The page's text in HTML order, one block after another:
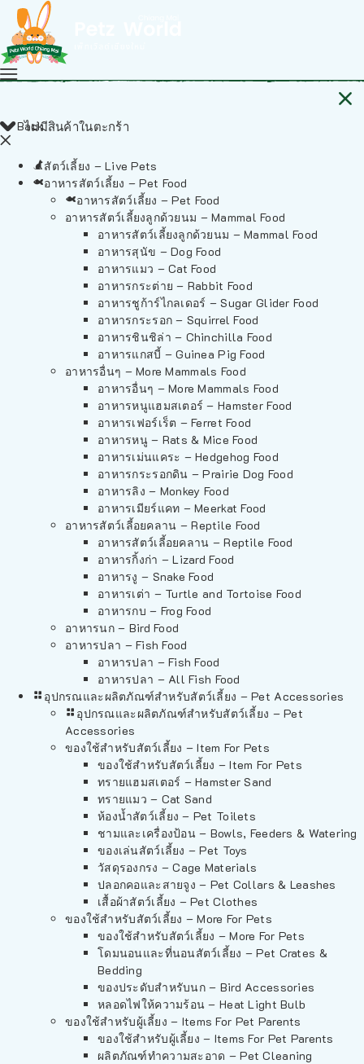
ไม่มีสินค้าในตะกร้า
Back
สัตว์เลี้ยง – Live Pets
อาหารสัตว์เลี้ยง – Pet Food
อาหารสัตว์เลี้ยง – Pet Food
อาหารสัตว์เลี้ยงลูกด้วยนม – Mammal Food
อาหารสัตว์เลี้ยงลูกด้วยนม – Mammal Food
อาหารสุนัข – Dog Food
อาหารแมว – Cat Food
อาหารกระต่าย – Rabbit Food
อาหารชูก้าร์ไกลเดอร์ – Sugar Glider Food
อาหารกระรอก – Squirrel Food
อาหารชินชิล่า – Chinchilla Food
อาหารแกสบี้ – Guinea Pig Food
อาหารอื่นๆ – More Mammals Food
อาหารอื่นๆ – More Mammals Food
อาหารหนูแฮมสเตอร์ – Hamster Food
อาหารเฟอร์เร็ต – Ferret Food
อาหารหนู – Rats & Mice Food
อาหารเม่นแคระ – Hedgehog Food
อาหารกระรอกดิน – Prairie Dog Food
อาหารลิง – Monkey Food
อาหารเมียร์แคท – Meerkat Food
อาหารสัตว์เลี้อยคลาน – Reptile Food
อาหารสัตว์เลี้อยคลาน – Reptile Food
อาหารกิ้งก่า – Lizard Food
อาหารงู – Snake Food
อาหารเต่า – Turtle and Tortoise Food
อาหารกบ – Frog Food
อาหารนก – Bird Food
อาหารปลา – Fish Food
อาหารปลา – Fish Food
อาหารปลา – All Fish Food
อุปกรณและผลิตภัณฑ์สำหรับสัตว์เลี้ยง – Pet Accessories
อุปกรณและผลิตภัณฑ์สำหรับสัตว์เลี้ยง – Pet
Accessories
ของใช้สำหรับสัตว์เลี้ยง – Item For Pets
ของใช้สำหรับสัตว์เลี้ยง – Item For Pets
ทรายแฮมสเตอร์ – Hamster Sand
ทรายแมว – Cat Sand
ห้องน้ำสัตว์เลี้ยง – Pet Toilets
ชามและเครื่องป้อน – Bowls, Feeders & Watering
ของเล่นสัตว์เลี้ยง – Pet Toys
วัสดุรองกรง – Cage Materials
ปลอกคอและสายจูง – Pet Collars & Leashes
เสื้อผ้าสัตว์เลี้ยง – Pet Clothes
ของใช้สำหรับสัตว์เลี้ยง – More For Pets
ของใช้สำหรับสัตว์เลี้ยง – More For Pets
โดมนอนและที่นอนสัตว์เลี้ยง – Pet Crates &
Bedding
ของประดับสำหรับนก – Bird Accessories
หลอดไฟให้ความร้อน – Heat Light Bulb
ของใช้สำหรับผู้เลี้ยง – Items For Pet Parents
ของใช้สำหรับผู้เลี้ยง – Items For Pet Parents
ผลิตภัณฑ์ทำความสะอาด – Pet Cleaning